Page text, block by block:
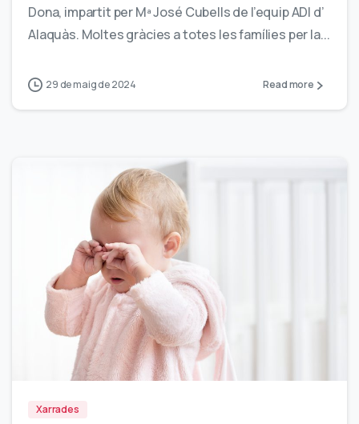
Dona, impartit per Mª José Cubells de l’equip ADI d’
Alaquàs. Moltes gràcies a totes les famílies per la...
29 de maig de 2024 Read more
Xarrades